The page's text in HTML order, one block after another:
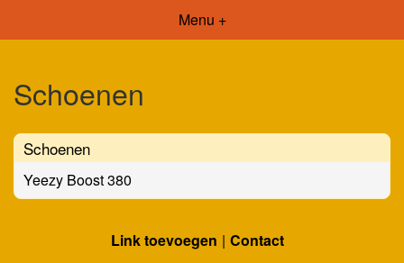
Menu +
Schoenen
Schoenen
Yeezy Boost 380
Link toevoegen Contact